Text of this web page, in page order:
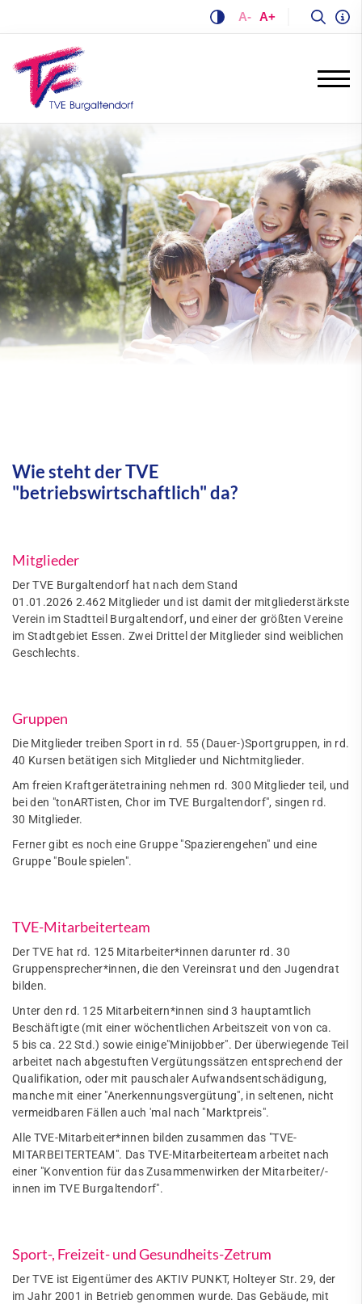
A- A+
Wie steht der TVE
"betriebswirtschaftlich" da?
Mitglieder
Der TVE Burgaltendorf hat nach dem Stand
01.01.2026 2.462 Mitglieder und ist damit der mitgliederstärkste
Verein im Stadtteil Burgaltendorf, und einer der größten Vereine
im Stadtgebiet Essen. Zwei Drittel der Mitglieder sind weiblichen
Geschlechts.
Gruppen
Die Mitglieder treiben Sport in rd. 55 (Dauer-)Sportgruppen, in rd.
40 Kursen betätigen sich Mitglieder und Nichtmitglieder.
Am freien Kraftgerätetraining nehmen rd. 300 Mitglieder teil, und
bei den "tonARTisten, Chor im TVE Burgaltendorf", singen rd.
30 Mitglieder.
Ferner gibt es noch eine Gruppe "Spazierengehen" und eine
Gruppe "Boule spielen".
TVE-Mitarbeiterteam
Der TVE hat rd. 125 Mitarbeiter*innen darunter rd. 30
Gruppensprecher*innen, die den Vereinsrat und den Jugendrat
bilden.
Unter den rd. 125 Mitarbeitern*innen sind 3 hauptamtlich
Beschäftigte (mit einer wöchentlichen Arbeitszeit von von ca.
5 bis ca. 22 Std.) sowie einige"Minijobber". Der überwiegende Teil
arbeitet nach abgestuften Vergütungssätzen entsprechend der
Qualifikation, oder mit pauschaler Aufwandsentschädigung,
manche mit einer "Anerkennungsvergütung", in seltenen, nicht
vermeidbaren Fällen auch 'mal nach "Marktpreis".
Alle TVE-Mitarbeiter*innen bilden zusammen das "TVE-
MITARBEITERTEAM". Das TVE-Mitarbeiterteam arbeitet nach
einer "Konvention für das Zusammenwirken der Mitarbeiter/-
innen im TVE Burgaltendorf".
Sport-, Freizeit- und Gesundheits-Zetrum
Der TVE ist Eigentümer des AKTIV PUNKT, Holteyer Str. 29, der
im Jahr 2001 in Betrieb genommen wurde. Das Gebäude, mit